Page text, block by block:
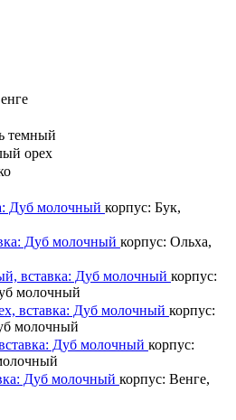
темный
орех
корпус: Бук,
корпус: Ольха,
корпус:
молочный
корпус:
молочный
корпус:
корпус: Венге,